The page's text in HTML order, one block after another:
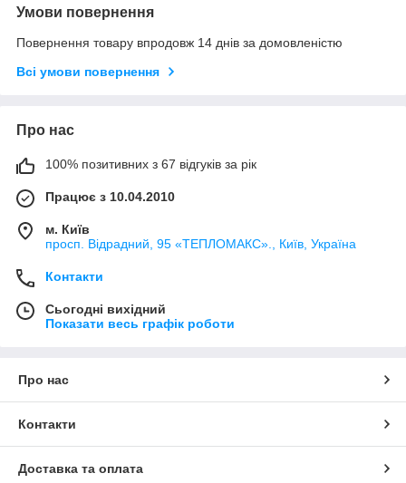
Умови повернення
Повернення товару впродовж 14 днів за домовленістю
Всі умови повернення
Про нас
100% позитивних з 67 відгуків за рік
Працює з 10.04.2010
м. Київ
просп. Відрадний, 95 «ТЕПЛОМАКС»., Київ, Україна
Контакти
Сьогодні вихідний
Показати весь графік роботи
Про нас
Контакти
Доставка та оплата